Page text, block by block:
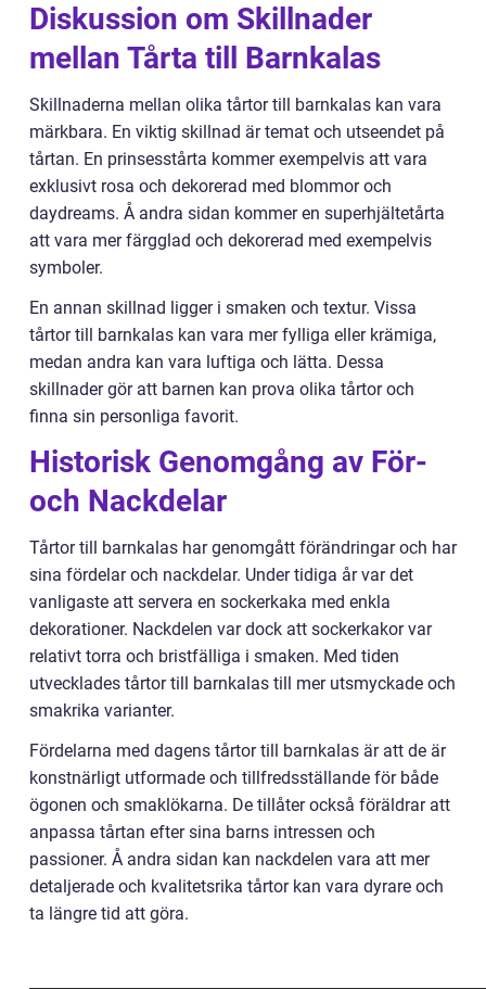
Diskussion om Skillnader
mellan Tårta till Barnkalas
Skillnaderna mellan olika tårtor till barnkalas kan vara
märkbara. En viktig skillnad är temat och utseendet på
tårtan. En prinsesstårta kommer exempelvis att vara
exklusivt rosa och dekorerad med blommor och
daydreams. Å andra sidan kommer en superhjältetårta
att vara mer färgglad och dekorerad med exempelvis
symboler.
En annan skillnad ligger i smaken och textur. Vissa
tårtor till barnkalas kan vara mer fylliga eller krämiga,
medan andra kan vara luftiga och lätta. Dessa
skillnader gör att barnen kan prova olika tårtor och
finna sin personliga favorit.
Historisk Genomgång av För-
och Nackdelar
Tårtor till barnkalas har genomgått förändringar och har
sina fördelar och nackdelar. Under tidiga år var det
vanligaste att servera en sockerkaka med enkla
dekorationer. Nackdelen var dock att sockerkakor var
relativt torra och bristfälliga i smaken. Med tiden
utvecklades tårtor till barnkalas till mer utsmyckade och
smakrika varianter.
Fördelarna med dagens tårtor till barnkalas är att de är
konstnärligt utformade och tillfredsställande för både
ögonen och smaklökarna. De tillåter också föräldrar att
anpassa tårtan efter sina barns intressen och
passioner. Å andra sidan kan nackdelen vara att mer
detaljerade och kvalitetsrika tårtor kan vara dyrare och
ta längre tid att göra.